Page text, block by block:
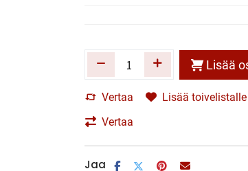
Lisää
Vertaa
Lisää toivelistalle
Vertaa
Jaa